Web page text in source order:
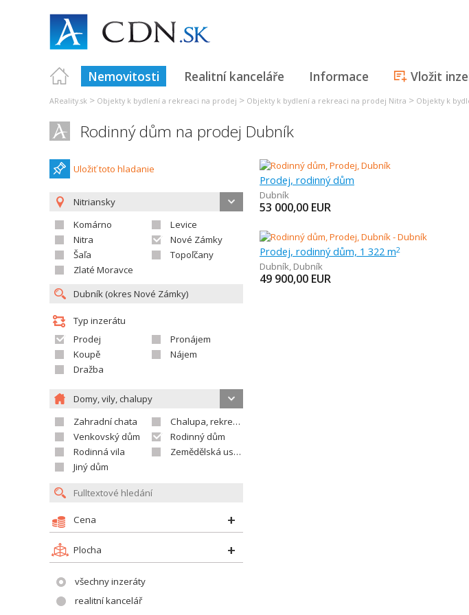
Nemovitosti Realitní kanceláře Informace Vložit
AReality.sk > Objekty k bydlení a rekreaci na prodej > Objekty k bydlení a rekreaci na prodej Nitra > Objekty k
Rodinný dům na prodej Dubník
Uložiť toto hladanie
Nitriansky
Komárno
Levice
Nitra
Nové Zámky
Šaľa
Topoľčany
Zlaté Moravce
Typ inzerátu
Prodej
Pronájem
Koupě
Nájem
Dražba
Domy, vily, chalupy
Zahradní chata
Chalupa, rekreační domek
Venkovský dům
Rodinný dům
Rodinná vila
Zemědělská usedlost
Jiný dům
Cena
Plocha
všechny inzeráty
realitní kancelář
Prodej, rodinný dům
Dubník
53 000,00 EUR
Prodej, rodinný dům, 1 322 m2
Dubník, Dubník
49 900,00 EUR